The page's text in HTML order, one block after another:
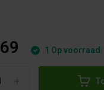
1 Op